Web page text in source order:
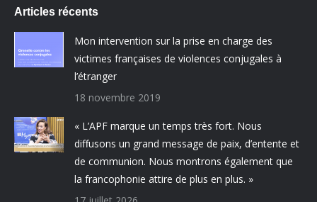
Articles récents
Mon intervention sur la prise en charge des
victimes françaises de violences conjugales à
l’étranger
18 novembre 2019
« L’APF marque un temps très fort. Nous
diffusons un grand message de paix, d’entente et
de communion. Nous montrons également que
la francophonie attire de plus en plus. »